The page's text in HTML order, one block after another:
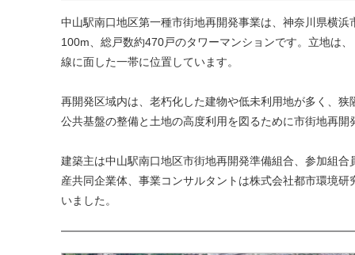
中山駅南口地区第一種市街地再開発事業は、神奈川県横
100m、総戸数約470戸のタワーマンションです。立地は
線に面した一帯に位置しています。
再開発区域内は、老朽化した建物や低未利用地が多く、
公共基盤の整備と土地の高度利用を図るために市街地再開
建築主は中山駅南口地区市街地再開発準備組合、参加組
産共同企業体、事業コンサルタントは株式会社都市環境
いました。